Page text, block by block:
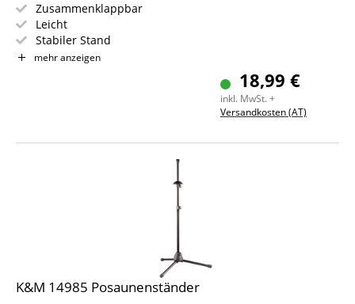
Zusammenklappbar
Leicht
Stabiler Stand
Weich gepolsterte Auflageflächen
mehr anzeigen
18,99 €
inkl. MwSt. +
Versandkosten (AT)
K&M 14985 Posaunenständer